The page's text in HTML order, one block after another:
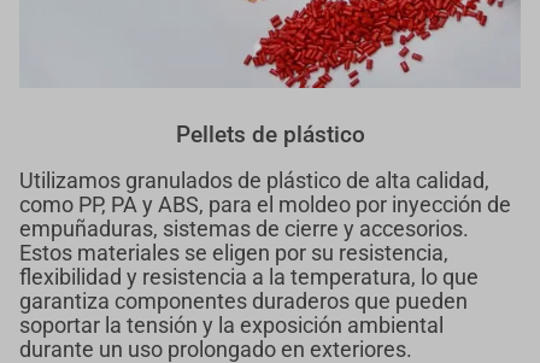
Pellets de plástico
Utilizamos granulados de plástico de alta calidad,
como PP, PA y ABS, para el moldeo por inyección de
empuñaduras, sistemas de cierre y accesorios.
Estos materiales se eligen por su resistencia,
flexibilidad y resistencia a la temperatura, lo que
garantiza componentes duraderos que pueden
soportar la tensión y la exposición ambiental
durante un uso prolongado en exteriores.